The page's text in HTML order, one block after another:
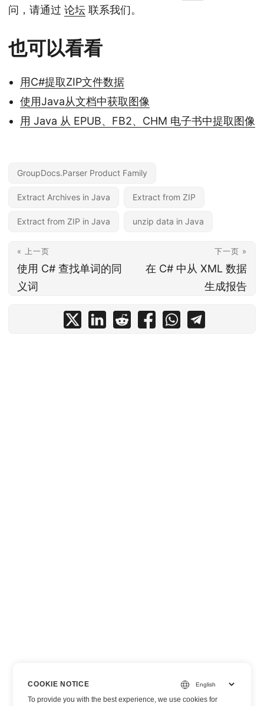
问，请通过 论坛 联系我们。
也可以看看
用C#提取ZIP文件数据
使用Java从文档中获取图像
用 Java 从 EPUB、FB2、CHM 电子书中提取图像
GroupDocs.Parser Product Family
Extract Archives in Java Extract from ZIP
Extract from ZIP in Java unzip data in Java
« 上一页
使用 C# 查找单词的同
义词
下一页 »
在 C# 中从 XML 数据
生成报告
COOKIE NOTICE
To provide you with the best experience, we use cookies for